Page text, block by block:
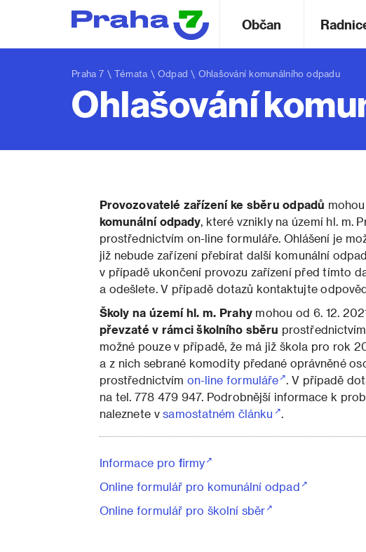
Občan
Praha 7 \ Témata \ Odpad \ Ohlašování komunálního odpadu
Ohlašování
Provozovatelé zařízení ke sběru odpadů
komunální odpady, které vznikly na území hl. m.
prostřednictvím on-line formuláře. Ohlášení je
již nebude zařízení přebírat další komunální
v případě ukončení provozu zařízení před tímto
a odešlete. V případě dotazů kontaktujte
Školy na území hl. m. Prahymohou od 6. 12.
převzaté v rámci školního sběru
možné pouze v případě, že má již škola pro rok
a z nich sebrané komodity předané oprávněné
prostřednictvím on-line formuláře . V případě
na tel. 778 479 947. Podrobnější informace k
naleznete vsamostatném článku .
Informace pro firmy
Online formulář pro komunální odpad
Online formulář pro školní sběr